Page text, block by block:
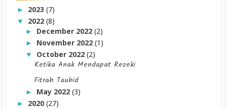
► 2023(7)
▼ 2022(8)
► December 2022(2)
► November 2022(1)
▼ October 2022(2)
Ketika Anak Mendapat Rezeki
Fitrah Tauhid
► May 2022(3)
► 2020(27)